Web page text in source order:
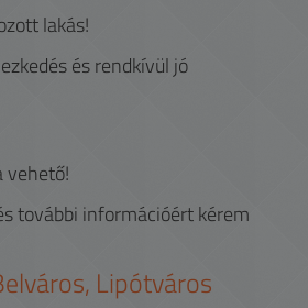
lakás!
és rendkívül jó
vehető!
további információért kérem
Lipótváros